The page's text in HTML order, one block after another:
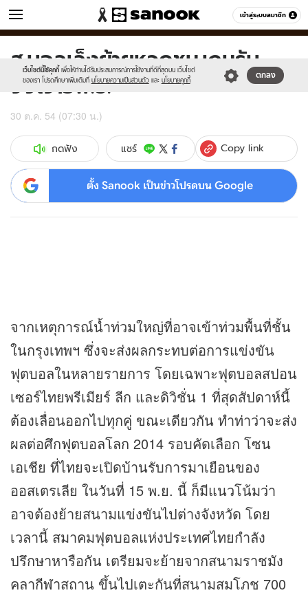
เข้าสู่ระบบสมาชิก
ข่าว หมวดอื่นๆ
เว็บไซต์นี้ใช้คุกกี้ เพื่อให้ท่านได้รับประสบการณ์การใช้งานที่ดีที่สุดบน เว็บไซต์
ของเรา โปรดศึกษาเพิ่มเติมที่ นโยบายความเป็นส่วนตัว และ นโยบายคุกกี้
ตกลง
Sanook
//s.isanook.com/sr/0/images/logo-
new-
sanook.png
600
60
ส.บอลเล็งย้ายหวดชม.เกมรับ
จิงโจ้15พ.ย.
30 ต.ค. 54 (07:30 น.)
กดฟัง แชร์ Copy link
ตั้ง Sanook เป็นข่าวโปรดบน Google
จากเหตุการณ์น้ำท่วมใหญ่ที่อาจเข้าท่วมพื้นที่ชั้น
ในกรุงเทพฯ ซึ่งจะส่งผลกระทบต่อการแข่งขัน
ฟุตบอลในหลายรายการ โดยเฉพาะฟุตบอลสปอน
เซอร์ไทยพรีเมียร์ ลีก และดิวิชั่น 1 ที่สุดสัปดาห์นี้
ต้องเลื่อนออกไปทุกคู่ ขณะเดียวกัน ทำท่าว่าจะส่ง
ผลต่อศึกฟุตบอลโลก 2014 รอบคัดเลือก โซน
เอเชีย ที่ไทยจะเปิดบ้านรับการมาเยือนของ
ออสเตรเลีย ในวันที่ 15 พ.ย. นี้ ก็มีแนวโน้มว่า
อาจต้องย้ายสนามแข่งขันไปต่างจังหวัด โดย
เวลานี้ สมาคมฟุตบอลแห่งประเทศไทยกำลัง
ปรึกษาหารือกัน เตรียมจะย้ายจากสนามราชมัง
คลากีฬาสถาน ขึ้นไปเตะกันที่สนามสมโภช 700